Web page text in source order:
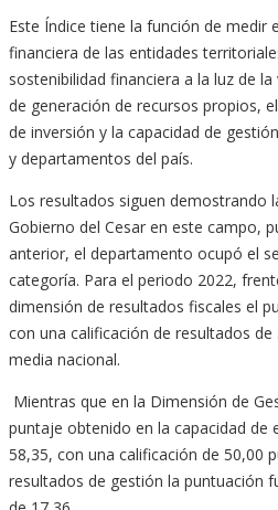
Este Índice tiene la función de medir
financiera de las entidades
sostenibilidad financiera a la luz de
de generación de recursos propios,
de inversión y la capacidad de
y departamentos del país.
Los resultados siguen demostrando
Gobierno del Cesar en este campo,
anterior, el departamento ocupó el
categoría. Para el periodo 2022,
dimensión de resultados fiscales el
con una calificación de resultados
media nacional.
Mientras que en la Dimensión de
puntaje obtenido en la capacidad de
58,35, con una calificación de 50,00
resultados de gestión la puntuación